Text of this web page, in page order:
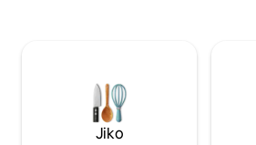
Jiko